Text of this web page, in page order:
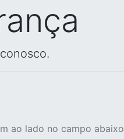
ao lado no campo abaixo